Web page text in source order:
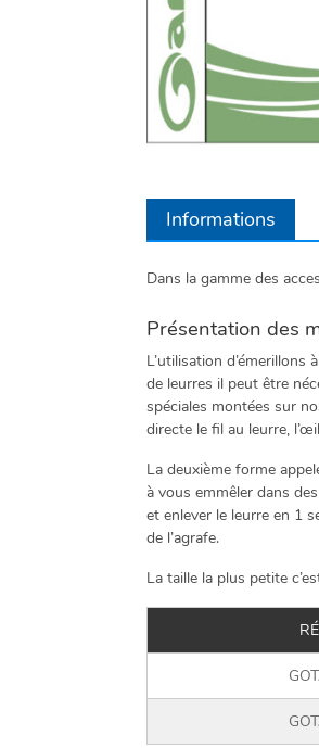
Informations
Dans la gamme des
Présentation des
L’utilisation
de leurres il peut être
spéciales montées sur
directe le fil au leurre,
La deuxième forme
à vous emmêler dans
et enlever le leurre en 1
de l’agrafe.
La taille la plus petite